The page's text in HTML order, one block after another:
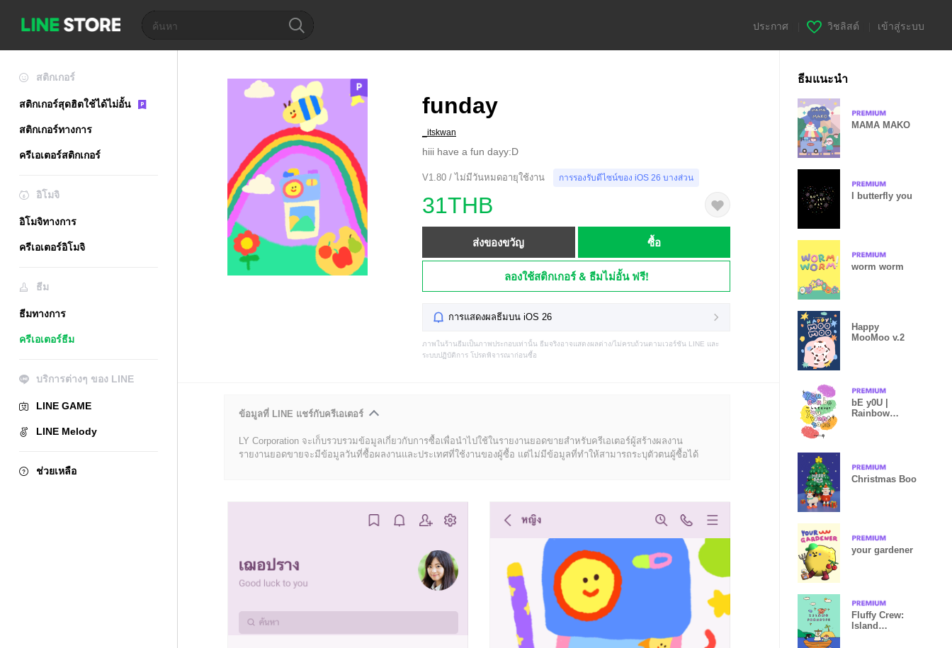
ประกาศ วิชลิสต์ เข้าสู่ระบบ
สติกเกอร์
สติกเกอร์สุดฮิตใช้ได้ไม่อั้น
สติกเกอร์ทางการ
ครีเอเตอร์สติกเกอร์
อิโมจิ
อิโมจิทางการ
ครีเอเตอร์อิโมจิ
ธีม
ธีมทางการ
ครีเอเตอร์ธีม
บริการต่างๆ ของ LINE
LINE GAME
LINE Melody
ช่วยเหลือ
funday
_itskwan
hiii have a fun dayy:D
V1.80 / ไม่มีวันหมดอายุใช้งาน การรองรับดีไซน์ของ iOS 26 บางส่วน
31THB
ส่งของขวัญ ซื้อ
ลองใช้สติกเกอร์ & ธีมไม่อั้น ฟรี!
การแสดงผลธีมบน iOS 26
ภาพในร้านธีมเป็นภาพประกอบเท่านั้น ธีมจริงอาจแสดงผลต่าง/ไม่ครบถ้วนตามเวอร์ชัน LINE และ
ระบบปฏิบัติการ โปรดพิจารณาก่อนซื้อ
ข้อมูลที่ LINE แชร์กับครีเอเตอร์
LY Corporation จะเก็บรวบรวมข้อมูลเกี่ยวกับการซื้อเพื่อนำไปใช้ในรายงานยอดขายสำหรับครีเอเตอร์ผู้สร้างผลงาน
รายงานยอดขายจะมีข้อมูลวันที่ซื้อผลงานและประเทศที่ใช้งานของผู้ซื้อ แต่ไม่มีข้อมูลที่ทำให้สามารถระบุตัวตนผู้ซื้อได้
ธีมแนะนำ
MAMA MAKO
I butterfly you
worm worm
Happy
MooMoo v.2
bE y0U |
Rainbow
Christmas Boo
your gardener
Fluffy Crew:
Island